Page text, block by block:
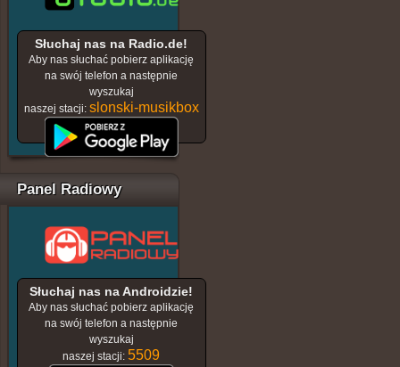
Słuchaj nas na Radio.de!
Aby nas słuchać pobierz aplikację
na swój telefon a następnie
wyszukaj
naszej stacji: slonski-musikbox
Panel Radiowy
Słuchaj nas na Androidzie!
Aby nas słuchać pobierz aplikację
na swój telefon a następnie
wyszukaj
naszej stacji:5509